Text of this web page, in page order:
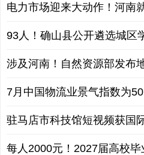
电力市场迎来大动作！河南
93人！确山县公开遴选城区
涉及河南！自然资源部发布
7月中国物流业景气指数为
驻马店市科技馆短视频获国
每人2000元！2027届高校